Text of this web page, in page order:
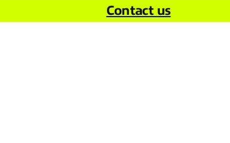
Contact us